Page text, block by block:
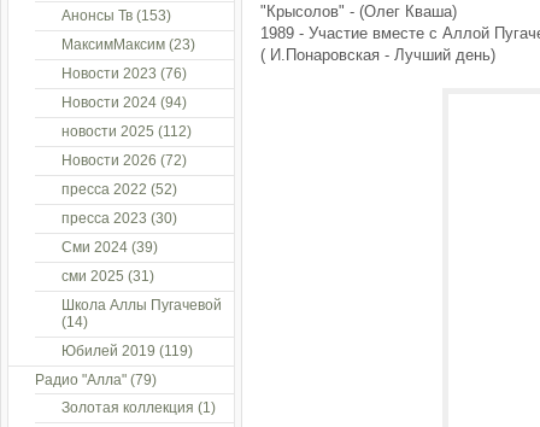
"Крысолов" - (Олег Кваша)
1989 - Участие вместе с Аллой
( И.Понаровская - Лучший день)
Анонсы Тв (153)
МаксимМаксим (23)
Новости 2023 (76)
Новости 2024 (94)
новости 2025 (112)
Новости 2026 (72)
пресса 2022 (52)
пресса 2023 (30)
Сми 2024 (39)
сми 2025 (31)
Школа Аллы Пугачевой
(14)
Юбилей 2019 (119)
Радио "Алла" (79)
Золотая коллекция (1)